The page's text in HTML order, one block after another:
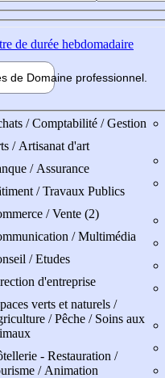
de durée hebdomadaire
de Domaine professionnel
/ Comptabilité / Gestion
/ Artisanat d'art
/ Assurance
/ Travaux Publics
/ Vente (2)
/ Multimédia
/ Etudes
d'entreprise
verts et naturels /
/ Pêche / Soins aux
- Restauration /
/ Animation